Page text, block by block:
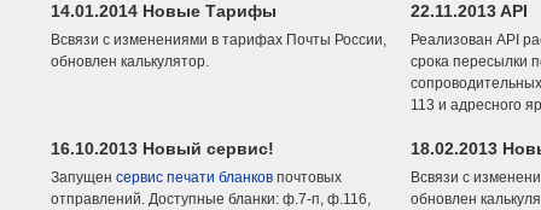
14.01.2014 Новые Тарифы
Всвязи с изменениями в тарифах Почты России,
обновлен калькулятор.
22.11.2013 API
Реализован API
срока пересылки
113 и адресного
16.10.2013 Новый сервис!
Запущен сервис печати бланков почтовых
отправлений. Доступные бланки: ф.7-п, ф.116,
18.02.2013
Всвязи с
обновлен